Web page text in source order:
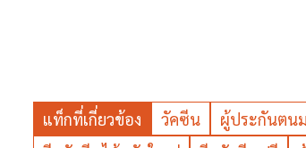
แท็กที่เกี่ยวข้อง วัคซีน ผู้ประกันตน